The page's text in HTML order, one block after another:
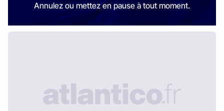
Annulez ou mettez en pause à tout moment.